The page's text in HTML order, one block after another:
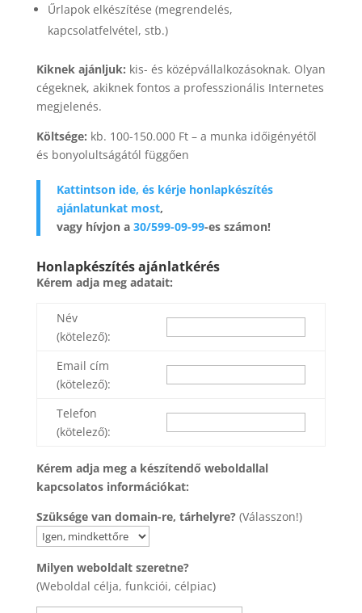
Űrlapok elkészítése (megrendelés,
kapcsolatfelvétel, stb.)
Kiknek ajánljuk: kis- és középvállalkozásoknak. Olyan
cégeknek, akiknek fontos a professzionális Internetes
megjelenés.
Költsége: kb. 100-150.000 Ft – a munka időigényétől
és bonyolultságától függően
Kattintson ide, és kérje honlapkészítés
ajánlatunkat most,
vagy hívjon a 30/599-09-99-es számon!
Honlapkészítés ajánlatkérés
Kérem adja meg adatait:
Név
(kötelező):
Email cím
(kötelező):
Telefon
(kötelező):
Kérem adja meg a készítendő weboldallal
kapcsolatos információkat:
Szüksége van domain-re, tárhelyre?(Válasszon!)
Milyen weboldalt szeretne?
(Weboldal célja, funkciói, célpiac)